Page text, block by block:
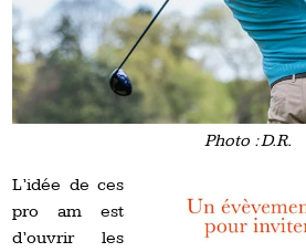
Photo : D.R.
L’idée de ces
pro am est
d’ouvrir les